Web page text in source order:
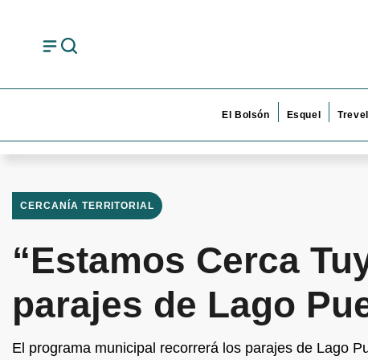
El Bolsón Esquel
CERCANÍA TERRITORIAL
“Estamos Cerca
parajes de Lago
El programa municipal recorrerá los parajes de Lago